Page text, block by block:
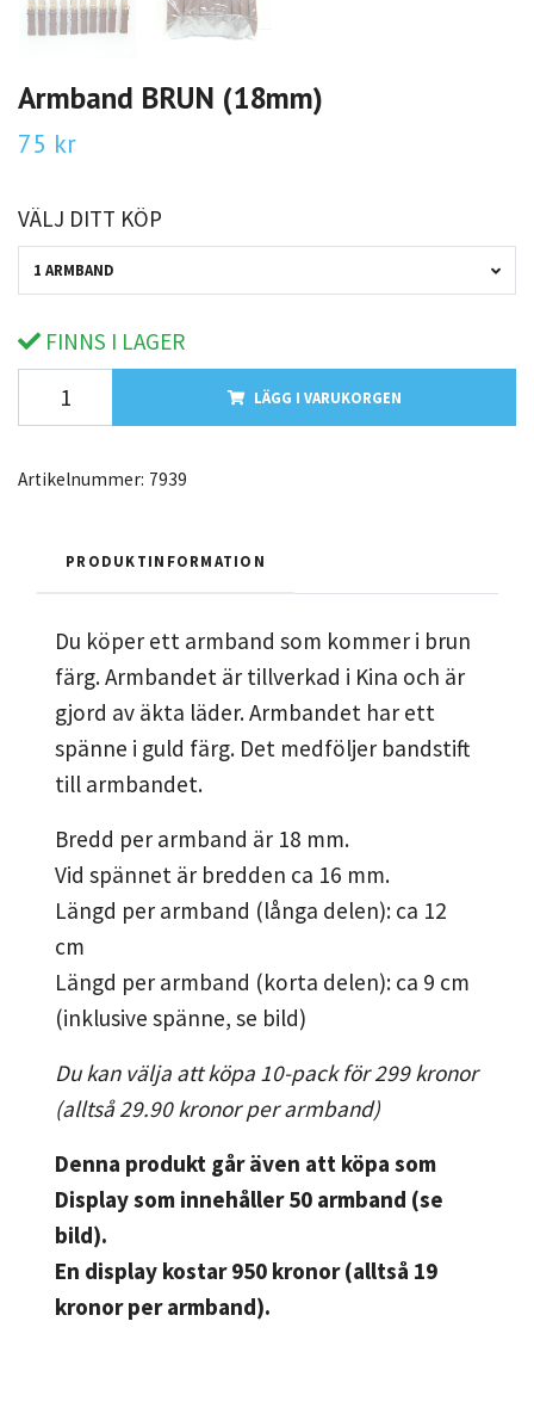
Armband BRUN (18mm)
75 kr
VÄLJ DITT KÖP
1 ARMBAND
FINNS I LAGER
LÄGG I VARUKORGEN
Artikelnummer: 7939
PRODUKTINFORMATION
Du köper ett armband som kommer i brun
färg. Armbandet är tillverkad i Kina och är
gjord av äkta läder. Armbandet har ett
spänne i guld färg. Det medföljer bandstift
till armbandet.
Bredd per armband är 18 mm.
Vid spännet är bredden ca 16 mm.
Längd per armband (långa delen): ca 12
cm
Längd per armband (korta delen): ca 9 cm
(inklusive spänne, se bild)
Du kan välja att köpa 10-pack för 299 kronor
(alltså 29.90 kronor per armband)
Denna produkt går även att köpa som
Display som innehåller 50 armband (se
bild).
En display kostar 950 kronor (alltså 19
kronor per armband).